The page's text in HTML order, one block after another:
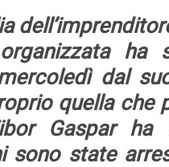
dal
quella che
Gaspar
sono state